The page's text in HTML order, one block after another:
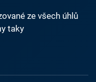
ze všech úhlů
taky